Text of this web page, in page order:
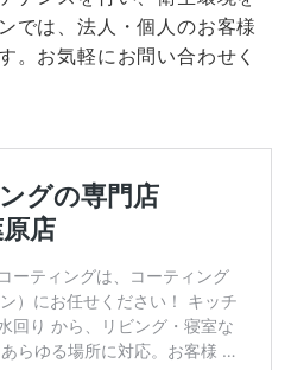
では、法人・個人のお客様
。お気軽にお問い合わせく